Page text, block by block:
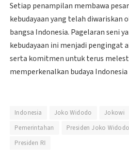
Setiap penampilan membawa
kebudayaan yang telah diwariskan
bangsa Indonesia. Pagelaran seni
kebudayaan ini menjadi pengingat
serta komitmen untuk terus
memperkenalkan budaya Indonesia
Indonesia Joko Widodo Jokowi
Pemerintahan
Presiden Joko Widodo
Presiden RI